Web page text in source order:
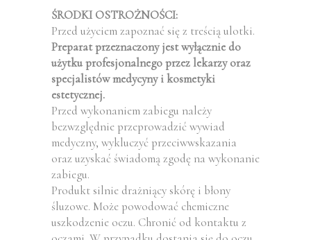
ŚRODKI OSTROŻNOŚCI:
Przed użyciem zapoznać się z treścią ulotki.
Preparat przeznaczony jest wyłącznie do
użytku profesjonalnego przez lekarzy oraz
specjalistów medycyny i kosmetyki
estetycznej.
Przed wykonaniem zabiegu należy
bezwzględnie przeprowadzić wywiad
medyczny, wykluczyć przeciwwskazania
oraz uzyskać świadomą zgodę na wykonanie
zabiegu.
Produkt silnie drażniący skórę i błony
śluzowe. Może powodować chemiczne
uszkodzenie oczu. Chronić od kontaktu z